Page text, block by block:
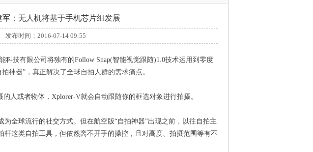
军：无人机将基于手机芯片组发展
发布时间：2016-07-14 09:55
技有限公司将独有的Follow Snap(智能视觉跟随)1.0技术运用到零度
神器”，真正解决了全球自拍人群的需求痛点。
或者物体，Xplorer-V就会自动跟随你的框选对象进行拍摄。
全球流行的社交方式。但在航空版“自拍神器”出现之前，以往自拍主
这类自拍工具，但依然离不开手的操控，且对高度、拍摄范围等有不